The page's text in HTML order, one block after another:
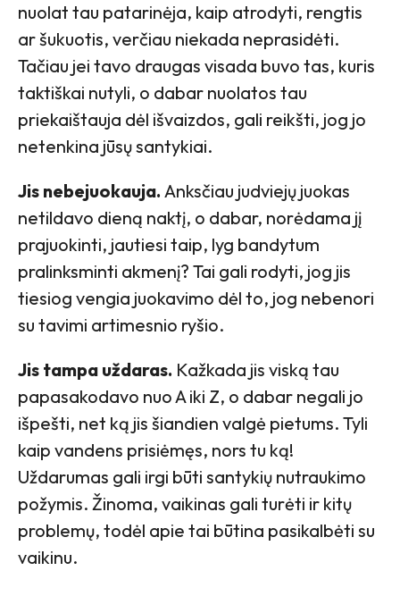
nuolat tau patarinėja, kaip atrodyti, rengtis
ar šukuotis, verčiau niekada neprasidėti.
Tačiau jei tavo draugas visada buvo tas, kuris
taktiškai nutyli, o dabar nuolatos tau
priekaištauja dėl išvaizdos, gali reikšti, jog jo
netenkina jūsų santykiai.
Jis nebejuokauja. Anksčiau judviejų juokas
netildavo dieną naktį, o dabar, norėdama jį
prajuokinti, jautiesi taip, lyg bandytum
pralinksminti akmenį? Tai gali rodyti, jog jis
tiesiog vengia juokavimo dėl to, jog nebenori
su tavimi artimesnio ryšio.
Jis tampa uždaras. Kažkada jis viską tau
papasakodavo nuo A iki Z, o dabar negali jo
išpešti, net ką jis šiandien valgė pietums. Tyli
kaip vandens prisiėmęs, nors tu ką!
Uždarumas gali irgi būti santykių nutraukimo
požymis. Žinoma, vaikinas gali turėti ir kitų
problemų, todėl apie tai būtina pasikalbėti su
vaikinu.